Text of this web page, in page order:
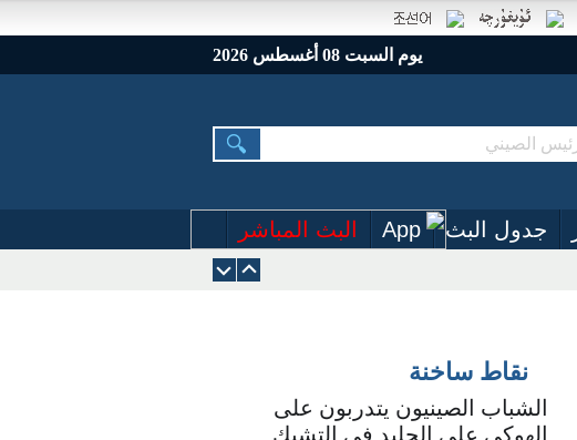
يوم السبت 08 أغسطس 2026
جدول البث App البث المباشر
نقاط ساخنة
الشباب الصينيون يتدربون على
الهوكي على الجليد في التشيك